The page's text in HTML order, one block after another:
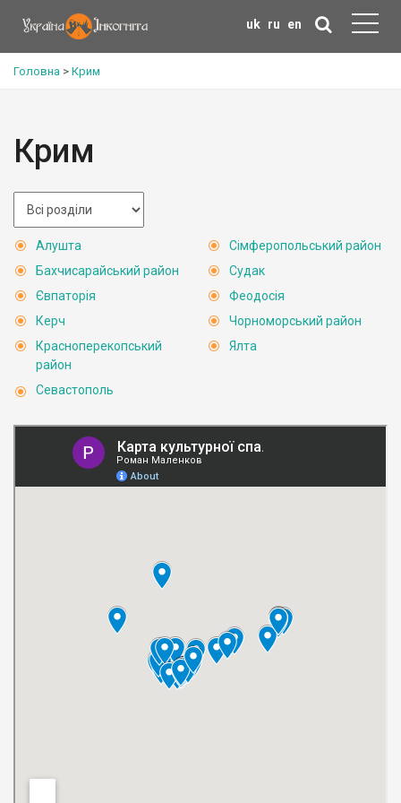
uk ru en
Головна > Крим
Крим
Алушта
Бахчисарайський район
Євпаторія
Керч
Красноперекопський
район
Севастополь
Сімферопольський район
Судак
Феодосія
Чорноморський район
Ялта